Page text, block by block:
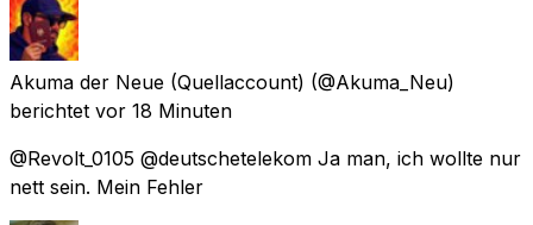
Akuma der Neue (Quellaccount) (@Akuma_Neu)
berichtet vor 18 Minuten
@Revolt_0105 @deutschetelekom Ja man, ich wollte nur
nett sein. Mein Fehler